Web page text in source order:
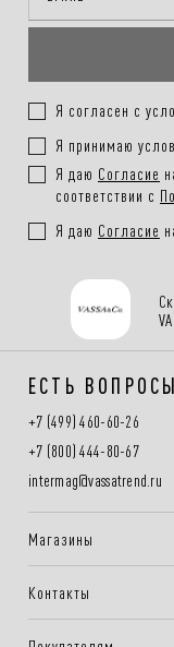
Я согласен с
Я принимаю
Я даю Согласие
соответствии с
Я даю Согласие
ЕСТЬ
+7 (499) 460-60-26
+7 (800) 444-80-67
intermag@vassatrend.ru
Магазины
Контакты